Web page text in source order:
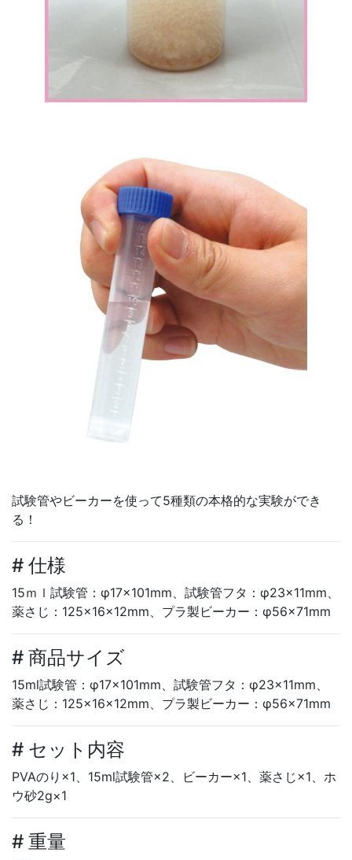
試験管やビーカーを使って5種類の本格的な実験ができ
る！
# 仕様
15ｍｌ試験管：φ17×101mm、試験管フタ：φ23×11mm、
薬さじ：125×16×12mm、プラ製ビーカー：φ56×71mm
# 商品サイズ
15ml試験管：φ17×101mm、試験管フタ：φ23×11mm、
薬さじ：125×16×12mm、プラ製ビーカー：φ56×71mm
# セット内容
PVAのり×1、15ml試験管×2、ビーカー×1、薬さじ×1、ホ
ウ砂2g×1
# 重量